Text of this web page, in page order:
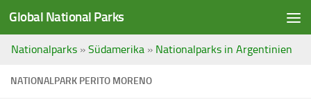
Saltar al contenido
Global National Parks
Nationalparks » Südamerika » Nationalparks in Argentinien
NATIONALPARK PERITO MORENO